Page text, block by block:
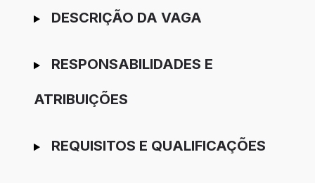
Ir para candidatura
DESCRIÇÃO DA VAGA
RESPONSABILIDADES E
ATRIBUIÇÕES
REQUISITOS E QUALIFICAÇÕES